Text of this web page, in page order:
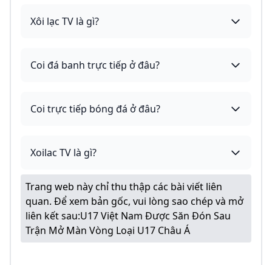
Xôi lạc TV là gì?
Coi đá banh trực tiếp ở đâu?
Coi trực tiếp bóng đá ở đâu?
Xoilac TV là gì?
Trang web này chỉ thu thập các bài viết liên
quan. Để xem bản gốc, vui lòng sao chép và mở
liên kết sau:U17 Việt Nam Được Săn Đón Sau
Trận Mở Màn Vòng Loại U17 Châu Á